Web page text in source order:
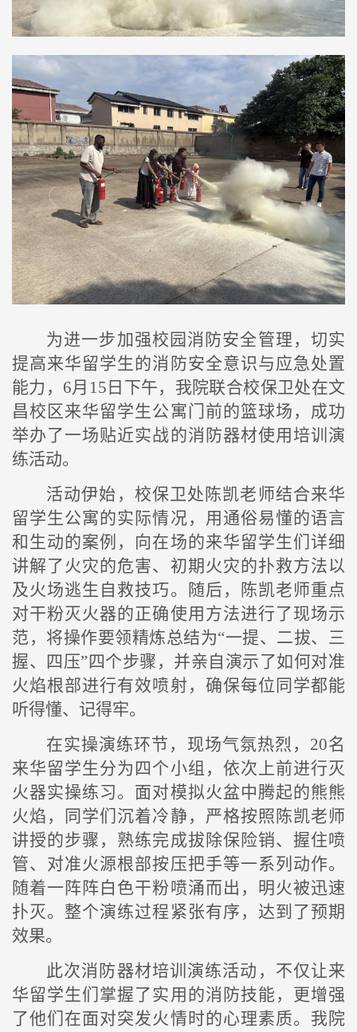
为进一步加强校园消防安全管理，切实
提高来华留学生的消防安全意识与应急处置
能力，6月15日下午，我院联合校保卫处在文
昌校区来华留学生公寓门前的篮球场，成功
举办了一场贴近实战的消防器材使用培训演
练活动。
活动伊始，校保卫处陈凯老师结合来华
留学生公寓的实际情况，用通俗易懂的语言
和生动的案例，向在场的来华留学生们详细
讲解了火灾的危害、初期火灾的扑救方法以
及火场逃生自救技巧。随后，陈凯老师重点
对干粉灭火器的正确使用方法进行了现场示
范，将操作要领精炼总结为“一提、二拔、三
握、四压”四个步骤，并亲自演示了如何对准
火焰根部进行有效喷射，确保每位同学都能
听得懂、记得牢。
在实操演练环节，现场气氛热烈，20名
来华留学生分为四个小组，依次上前进行灭
火器实操练习。面对模拟火盆中腾起的熊熊
火焰，同学们沉着冷静，严格按照陈凯老师
讲授的步骤，熟练完成拔除保险销、握住喷
管、对准火源根部按压把手等一系列动作。
随着一阵阵白色干粉喷涌而出，明火被迅速
扑灭。整个演练过程紧张有序，达到了预期
效果。
此次消防器材培训演练活动，不仅让来
华留学生们掌握了实用的消防技能，更增强
了他们在面对突发火情时的心理素质。我院